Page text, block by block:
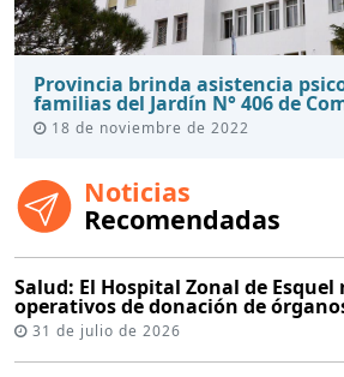
Provincia brinda asistencia
familias del Jardín N° 406 de
18 de noviembre de 2022
Noticias
Recomendadas
Salud: El Hospital Zonal de
operativos de donación de
31 de julio de 2026